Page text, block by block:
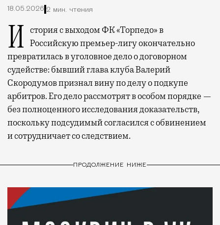
18.05.2026 2 мин. чтения
История с выходом ФК «Торпедо» в Российскую премьер-лигу окончательно
превратилась в уголовное дело о договорном
судействе: бывший глава клуба Валерий
Скородумов признал вину по делу о подкупе
арбитров. Его дело рассмотрят в особом порядке —
без полноценного исследования доказательств,
поскольку подсудимый согласился с обвинением
и сотрудничает со следствием.
ПРОДОЛЖЕНИЕ НИЖЕ